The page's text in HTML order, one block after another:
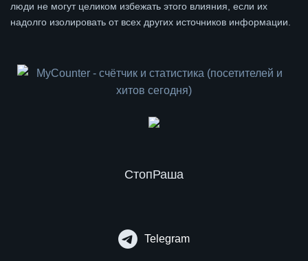
люди не могут целиком избежать этого влияния, если их
надолго изолировать от всех других источников информации.
СтопРаша
Telegram